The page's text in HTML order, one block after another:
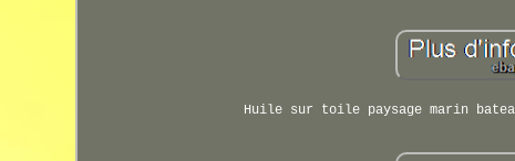
Huile sur toile paysage marin